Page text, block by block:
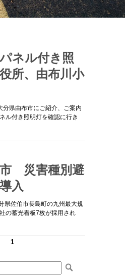
ネル付き照
所、由布川小
県由布市にご紹介、ご案内
ル付き照明灯を確認に行き
災害種別避
入
県佐伯市長島町の九州最大規
の蓄光看板7枚が採用され
1